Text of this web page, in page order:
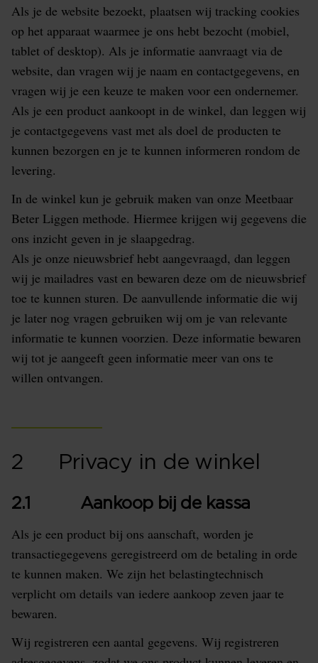
Als je de website bezoekt, plaatsen wij tracking cookies
op het apparaat waarmee je ons hebt bezocht (mobiel,
tablet of desktop). Als je informatie aanvraagt via de
website, dan vragen wij je naam en contactgegevens, en
vragen wij je een keuze te maken voor een ondernemer.
Als je een product aankoopt in de winkel, dan leggen wij
je contactgegevens vast met als doel de producten te
kunnen bezorgen en je te kunnen informeren rondom de
levering.
In de winkel kun je gebruik maken van onze Meetbaar
Beter Liggen methode. Hiermee krijgen wij gegevens die
ons inzicht geven in je slaapgedrag.
Als je onze nieuwsbrief hebt aangevraagd, dan leggen
wij je mailadres vast en bewaren deze om de nieuwsbrief
toe te kunnen sturen. De aanvullende informatie die wij
je later nog vragen gebruiken wij om je van relevante
informatie te kunnen voorzien. Deze informatie bewaren
wij tot je aangeeft geen informatie meer van ons te
willen ontvangen.
2 Privacy in de winkel
2.1 Aankoop bij de kassa
Als je een product bij ons aanschaft, worden je
transactiegegevens geregistreerd om de betaling in orde
te kunnen maken. We zijn het belastingtechnisch
verplicht om details van iedere aankoop zeven jaar te
bewaren.
Wij registreren een aantal gegevens. Wij registreren